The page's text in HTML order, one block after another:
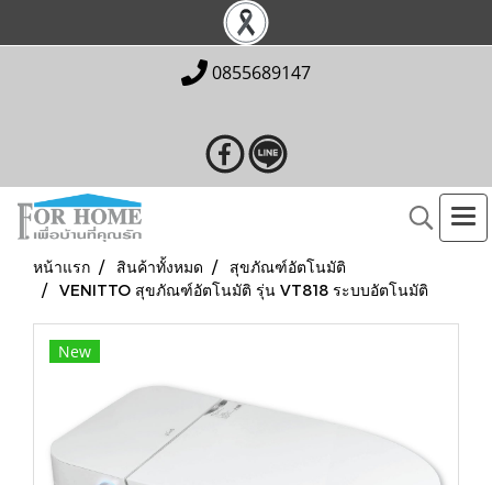
0855689147
หน้าแรก สินค้าทั้งหมด
สุขภัณฑ์อัตโนมัติ
VENITTO สุขภัณฑ์อัตโนมัติ รุ่น VT818 ระบบอัตโนมัติ
New